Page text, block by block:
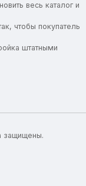
весь каталог и
чтобы покупатель
штатными
защищены.